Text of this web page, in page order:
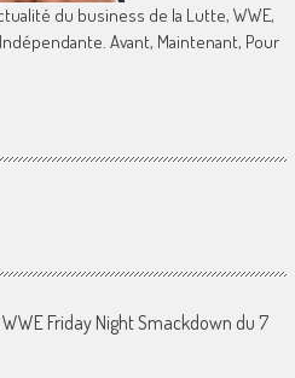
du business de la Lutte, WWE,
Indépendante. Avant, Maintenant, Pour
Friday Night Smackdown du 7